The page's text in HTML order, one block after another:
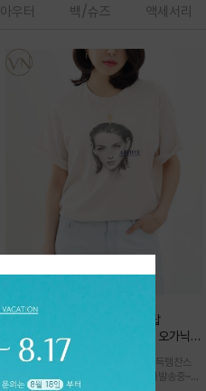
베라노바 어반 우먼 강연 코튼탑
(2color) *한여름 내내 입는 오가닉
강연 코튼 / Partial Printing/라인
워크 (Line Work) & 스케치/감각적
인 아트워크 프린트가 시선을 끄는 루즈
md강력추천 2026 신상품 ★대박 득템찬스
~~ 주.문.대.폭.주 - 전컬러 인기~순차발송중~★
아우터 백/슈즈 액세서리